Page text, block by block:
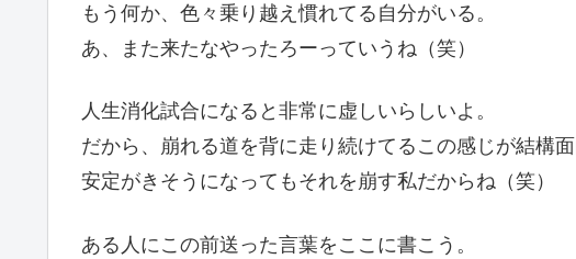
もう何か、色々乗り越え慣れてる自分がいる。
あ、また来たなやったろーっていうね（笑）
人生消化試合になると非常に虚しいらしいよ。
だから、崩れる道を背に走り続けてるこの感じが結構面
安定がきそうになってもそれを崩す私だからね（笑）
ある人にこの前送った言葉をここに書こう。